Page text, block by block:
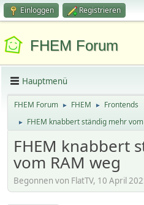
Einloggen Registrieren
FHEM Forum
Hauptmenü
FHEM Forum ► FHEM ► Frontends
► FHEM knabbert ständig mehr
FHEM knabbert
vom RAM weg
Begonnen von FlatTV, 10 April